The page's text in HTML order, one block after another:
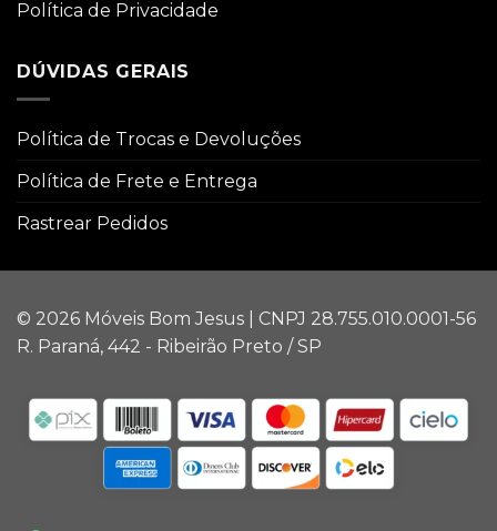
Política de Privacidade
DÚVIDAS GERAIS
Política de Trocas e Devoluções
Política de Frete e Entrega
Rastrear Pedidos
© 2026 Móveis Bom Jesus | CNPJ 28.755.010.0001-56
R. Paraná, 442 - Ribeirão Preto / SP